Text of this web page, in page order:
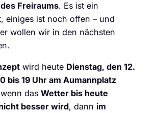
Freiraums. Es ist ein
einiges ist noch offen – und
wollen wir in den nächsten
wird heute Dienstag, den 12.
bis 19 Uhr am Aumannplatz
das Wetter bis heute
besser wird, dann im